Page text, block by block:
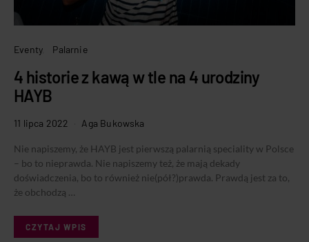
Eventy Palarnie
4 historie z kawą w tle na 4 urodziny
HAYB
11 lipca 2022 Aga Bukowska
Nie napiszemy, że HAYB jest pierwszą palarnią speciality w Polsce
– bo to nieprawda. Nie napiszemy też, że mają dekady
doświadczenia, bo to również nie(pół?)prawda. Prawdą jest za to,
że obchodzą …
CZYTAJ WPIS